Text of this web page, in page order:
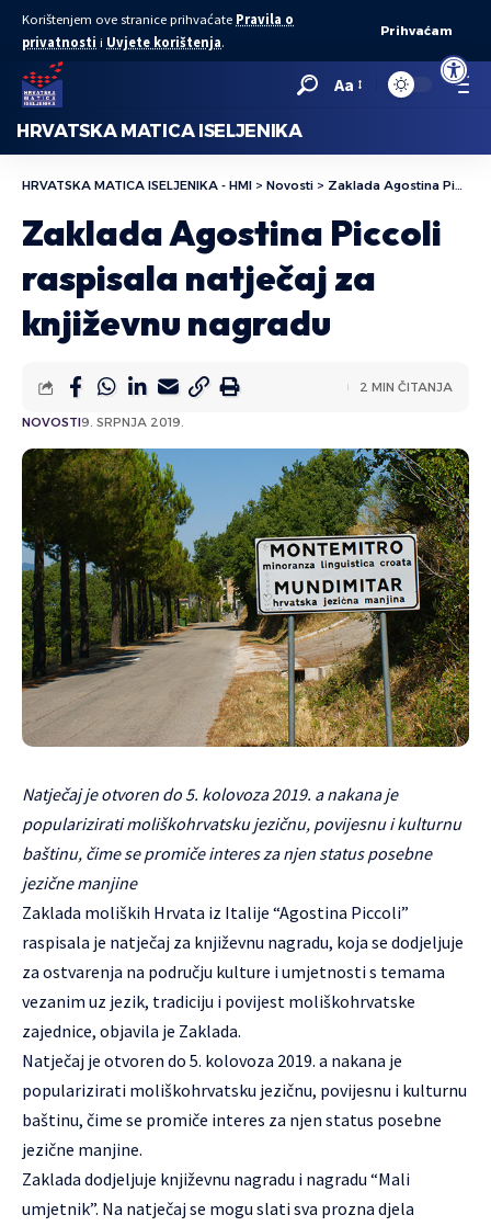
Open
Korištenjem ove stranice prihvaćate Pravila o
privatnosti i Uvjete korištenja.
Prihvaćam
Aa
HRVATSKA MATICA ISELJENIKA
HRVATSKA MATICA ISELJENIKA - HMI > Novosti > Zaklada Agostina Piccoli raspisala natječaj za književnu nagradu
Zaklada Agostina Piccoli
raspisala natječaj za
književnu nagradu
NOVOSTI9. SRPNJA 2019.
2 MIN ČITANJA
Natječaj je otvoren do 5. kolovoza 2019. a nakana je
popularizirati moliškohrvatsku jezičnu, povijesnu i kulturnu
baštinu, čime se promiče interes za njen status posebne
jezične manjine
Zaklada moliških Hrvata iz Italije “Agostina Piccoli”
raspisala je natječaj za književnu nagradu, koja se dodjeljuje
za ostvarenja na području kulture i umjetnosti s temama
vezanim uz jezik, tradiciju i povijest moliškohrvatske
zajednice, objavila je Zaklada.
Natječaj je otvoren do 5. kolovoza 2019. a nakana je
popularizirati moliškohrvatsku jezičnu, povijesnu i kulturnu
baštinu, čime se promiče interes za njen status posebne
jezične manjine.
Zaklada dodjeljuje književnu nagradu i nagradu “Mali
umjetnik”. Na natječaj se mogu slati sva prozna djela